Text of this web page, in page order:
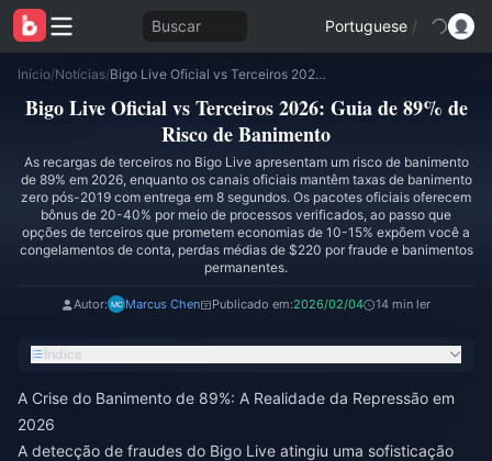
Buscar Portuguese /
Início/Notícias/ Bigo Live Oficial vs Terceiros 2026: Guia de 89% de Risco de Banimento
Bigo Live Oficial vs Terceiros 2026: Guia de 89% de
Risco de Banimento
As recargas de terceiros no Bigo Live apresentam um risco de banimento
de 89% em 2026, enquanto os canais oficiais mantêm taxas de banimento
zero pós-2019 com entrega em 8 segundos. Os pacotes oficiais oferecem
bônus de 20-40% por meio de processos verificados, ao passo que
opções de terceiros que prometem economias de 10-15% expõem você a
congelamentos de conta, perdas médias de $220 por fraude e banimentos
permanentes.
Autor: Marcus Chen Publicado em:2026/02/04 14 min ler
Índice
A Crise do Banimento de 89%: A Realidade da Repressão em
2026
A detecção de fraudes do Bigo Live atingiu uma sofisticação